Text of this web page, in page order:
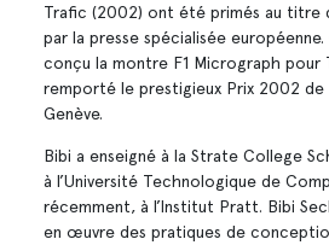
Trafic (2002) ont été primés au titre
par la presse spécialisée
conçu la montre F1 Micrograph pour
remporté le prestigieux Prix 2002
Genève.
Bibi a enseigné à la Strate College
à l’Université Technologique de
récemment, à l’Institut Pratt. Bibi
en œuvre des pratiques de